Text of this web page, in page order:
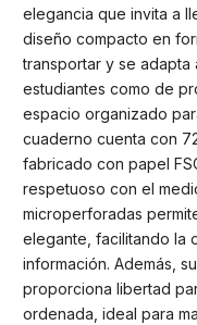
elegancia que invita a
diseño compacto en
transportar y se
estudiantes como de
espacio organizado
cuaderno cuenta con
fabricado con papel
respetuoso con el
microperforadas
elegante, facilitando la
información. Además,
proporciona libertad
ordenada, ideal para